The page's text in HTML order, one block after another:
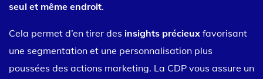
seul et même endroit.
Cela permet d’en tirer des insights précieux favorisant
une segmentation et une personnalisation plus
poussées des actions marketing. La CDP vous assure un